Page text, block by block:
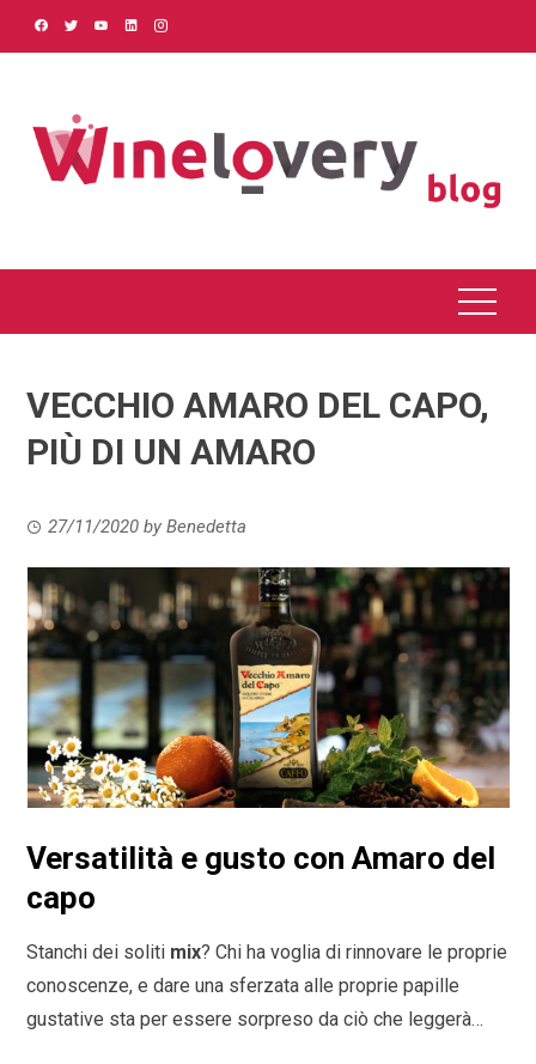
VECCHIO AMARO DEL CAPO,
PIÙ DI UN AMARO
27/11/2020 byBenedetta
Versatilità e gusto con Amaro del
capo
Stanchi dei soliti mix? Chi ha voglia di rinnovare le proprie
conoscenze, e dare una sferzata alle proprie papille
gustative sta per essere sorpreso da ciò che leggerà…